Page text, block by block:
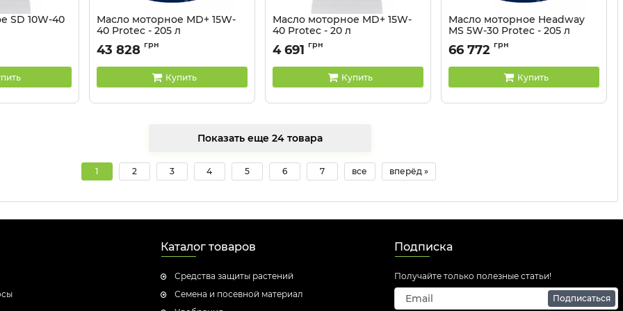
SD 10W-40
Масло моторное MD+ 15W-
40 Protec - 205 л
Артикул: 81041331
43 828 грн
Купить
Масло моторное MD+ 15W-
40 Protec - 20 л
Артикул: 81041330
4 691 грн
Купить
Масло моторное Headway
MS 5W-30 Protec - 205 л
Артикул: 81041329
66 772 грн
Купить
Показать еще 24 товара
1 2 3 4 5 6 7 все вперёд »
Каталог товаров
Средства защиты растений
Семена и посевной материал
Подписка
Получайте только полезные статьи!
Подписаться